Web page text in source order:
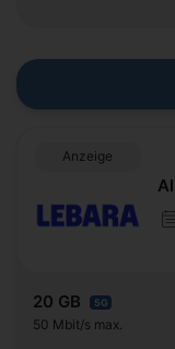
Anzeige
20 GB 5G
50 Mbit/s max.